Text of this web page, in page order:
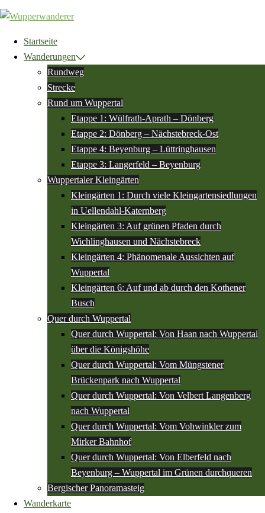
Zum
Inhalt
springenStartseite
Wanderungen
Rundweg
Strecke
Rund um Wuppertal
Etappe 1: Wülfrath-Aprath – Dönberg
Etappe 2: Dönberg – Nächstebreck-Ost
Etappe 4: Beyenburg – Lüttringhausen
Etappe 3: Langerfeld – Beyenburg
Wuppertaler Kleingärten
Kleingärten 1: Durch viele Kleingartensiedlungen
in Uellendahl-Katernberg
Kleingärten 3: Auf grünen Pfaden durch
Wichlinghausen und Nächstebreck
Kleingärten 4: Phänomenale Aussichten auf
Wuppertal
Kleingärten 6: Auf und ab durch den Kothener
Busch
Quer durch Wuppertal
Quer durch Wuppertal: Von Haan nach Wuppertal
über die Königshöhe
Quer durch Wuppertal: Vom Müngstener
Brückenpark nach Wuppertal
Quer durch Wuppertal: Von Velbert Langenberg
nach Wuppertal
Quer durch Wuppertal: Vom Vohwinkler zum
Mirker Bahnhof
Quer durch Wuppertal: Von Elberfeld nach
Beyenburg – Wuppertal im Grünen durchqueren
Bergischer Panoramasteig
Wanderkarte